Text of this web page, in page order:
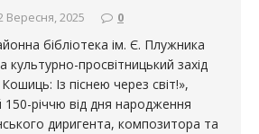
Вересня, 2025 0
бібліотека ім. Є. Плужника
культурно-просвітницький захід
Із піснею через світ!»,
150-річчю від дня народження
диригента, композитора та